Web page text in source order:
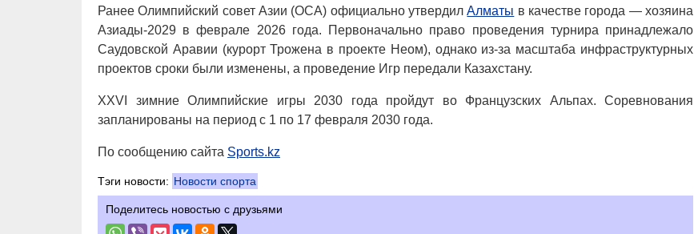
Ранее Олимпийский совет Азии (ОСА) официально утвердилАлматы в качестве города — хозяина
Азиады-2029 в феврале 2026 года. Первоначально право проведения турнира принадлежало
Саудовской Аравии (курорт Трожена в проекте Неом), однако из-за масштаба инфраструктурных
проектов сроки были изменены, а проведение Игр передали Казахстану.
XXVI зимние Олимпийские игры 2030 года пройдут во Французских Альпах. Соревнования
запланированы на период с 1 по 17 февраля 2030 года.
По сообщению сайта Sports.kz
Тэги новости: Новости спорта
Поделитесь новостью с друзьями